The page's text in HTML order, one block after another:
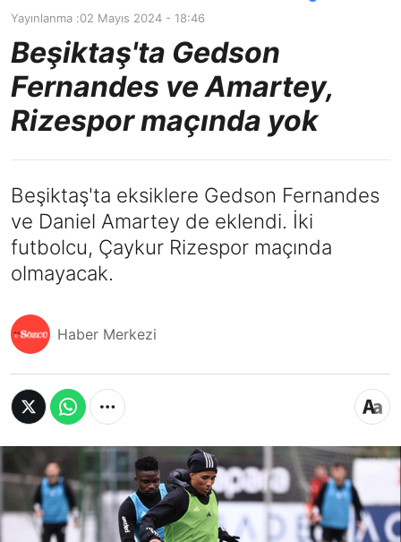
Yayınlanma :02 Mayıs 2024 - 18:46
Beşiktaş'ta Gedson
Fernandes ve Amartey,
Rizespor maçında yok
Beşiktaş'ta eksiklere Gedson Fernandes
ve Daniel Amartey de eklendi. İki
futbolcu, Çaykur Rizespor maçında
olmayacak.
Haber Merkezi